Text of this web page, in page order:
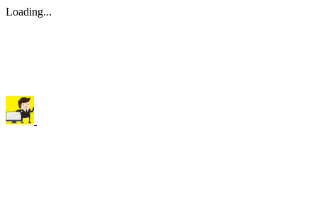
Loading...